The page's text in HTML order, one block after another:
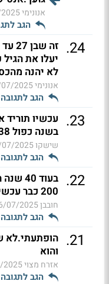
אנונימי23:06
הגב
24
.
זה
לא יהנה
אנונימי2025 14:42
הגב לתגובה
23
.
בשנה כפול 38 שנים קשה להוון
שישקו2025 12:51
הגב לתגובה
22
.
בעוד
200 כבר עכשיו הוא גבוה יותר
חובבן2025 11:31
הגב לתגובה
21
. הופתעתי.לא
והוא
אזרח מצוי23:18
הגב לתגובה